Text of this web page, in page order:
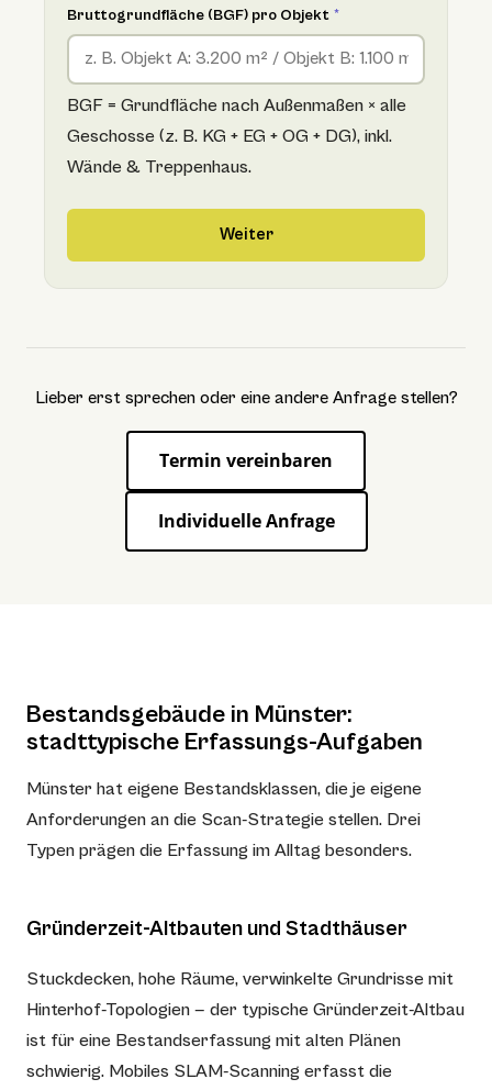
Bruttogrundfläche (BGF) pro Objekt *
BGF = Grundfläche nach Außenmaßen × alle
Geschosse (z. B. KG + EG + OG + DG), inkl.
Wände & Treppenhaus.
Weiter
Lieber erst sprechen oder eine andere Anfrage stellen?
Termin vereinbaren
Individuelle Anfrage
Bestandsgebäude in Münster:
stadttypische Erfassungs-Aufgaben
Münster hat eigene Bestandsklassen, die je eigene
Anforderungen an die Scan-Strategie stellen. Drei
Typen prägen die Erfassung im Alltag besonders.
Gründerzeit-Altbauten und Stadthäuser
Stuckdecken, hohe Räume, verwinkelte Grundrisse mit
Hinterhof-Topologien — der typische Gründerzeit-Altbau
ist für eine Bestandserfassung mit alten Plänen
schwierig. Mobiles SLAM-Scanning erfasst die